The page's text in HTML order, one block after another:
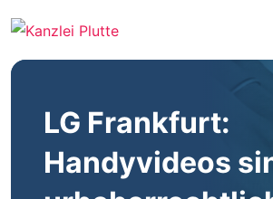
LG Frankfurt:
Handyvideos